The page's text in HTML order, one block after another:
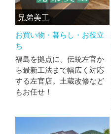
兄弟美工
お買い物・暮らし・お役立
ち
福島を拠点に、伝統左官か
ら最新工法まで幅広く対応
する左官店。土蔵改修など
もお任せ！